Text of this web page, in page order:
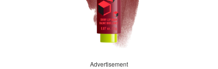
Advertisement